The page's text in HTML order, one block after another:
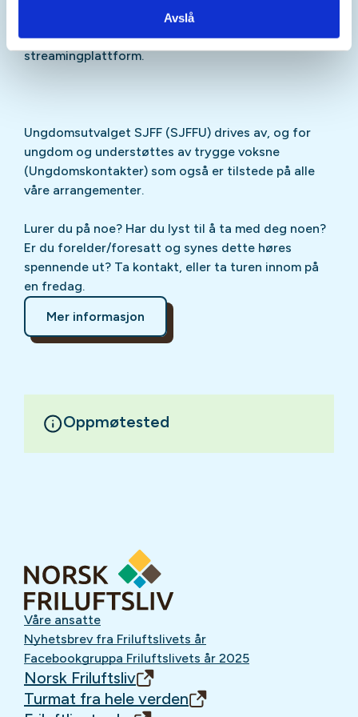
Avslå
påInstagram
TikTokog vår egenpodcastpå din favoritt-
streamingplattform.
Ungdomsutvalget SJFF (SJFFU) drives av, og for
ungdom og understøttes av trygge voksne
(Ungdomskontakter) som også er tilstede på alle
våre arrangementer.
Lurer du på noe? Har du lyst til å ta med deg noen?
Er du forelder/foresatt og synes dette høres
spennende ut? Ta kontakt, eller ta turen innom på
en fredag.
Mer informasjon
Oppmøtested
Våre ansatte
Nyhetsbrev fra Friluftslivets år
Facebookgruppa Friluftslivets år 2025
Norsk Friluftsliv
Turmat fra hele verden